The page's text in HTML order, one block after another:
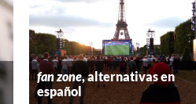
fan zone, alternativas en
español